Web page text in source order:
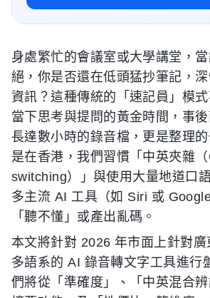
身處繁忙的會議室或大學講堂，
絕，你是否還在低頭猛抄筆記，
資訊？這種傳統的「速記員」模
當下思考與提問的黃金時間，事
長達數小時的錄音檔，更是整理的
是在香港，我們習慣「中英夾雜
switching）」與使用大量地道口
多主流 AI 工具（如 Siri 或
「聽不懂」或產出亂碼。
本文將針對 2026 年市面上針對
多語系的 AI 錄音轉文字工具進行
們將從「準確度」、「中英混合